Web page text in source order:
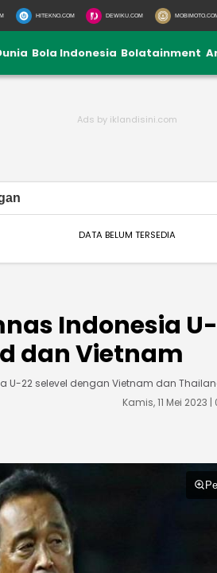
HITEKNO.COM DEWIKU.COM
Bola Indonesia Bolatainment
DATA BELUM TERSEDIA
Indonesia
dan Vietnam
U-22 selevel dengan Vietnam dan
Kamis, 11 Mei 2023 |